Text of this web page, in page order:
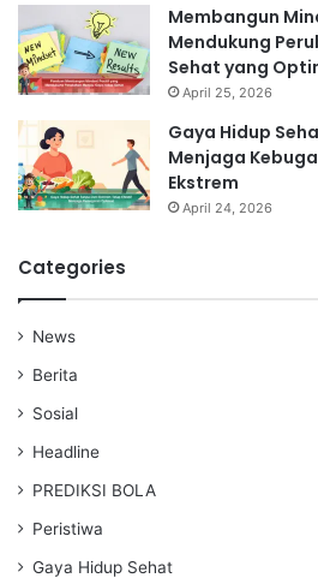
Membangun
Mendukung
Sehat yang
April 25, 2026
Gaya Hidup
Menjaga
Ekstrem
April 24, 2026
Categories
News
Berita
Sosial
Headline
PREDIKSI BOLA
Peristiwa
Gaya Hidup Sehat